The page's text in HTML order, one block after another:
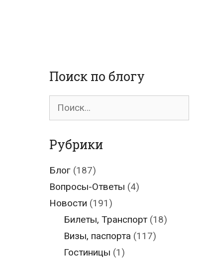
Поиск по блогу
Поиск
Рубрики
Блог (187)
Вопросы-Ответы (4)
Новости (191)
Билеты, Транспорт(18)
Визы, паспорта (117)
Гостиницы (1)